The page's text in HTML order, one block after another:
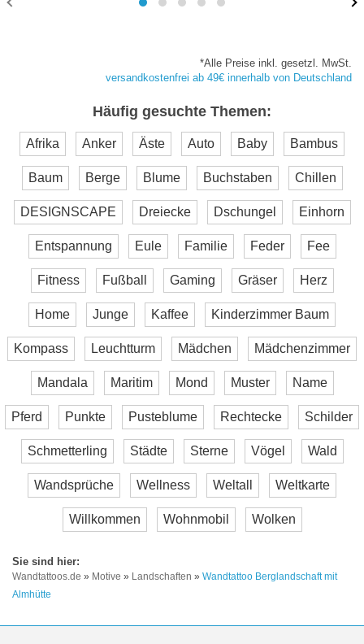
*Alle Preise inkl. gesetzl. MwSt.
versandkostenfrei ab 49€ innerhalb von Deutschland
Häufig gesuchte Themen:
Afrika Anker Äste Auto Baby Bambus
Baum Berge Blume Buchstaben Chillen
DESIGNSCAPE Dreiecke Dschungel Einhorn
Entspannung Eule Familie Feder Fee
Fitness Fußball Gaming Gräser Herz
Home Junge Kaffee Kinderzimmer Baum
Kompass Leuchtturm Mädchen Mädchenzimmer
Mandala Maritim Mond Muster Name
Pferd Punkte Pusteblume Rechtecke Schilder
Schmetterling Städte Sterne Vögel Wald
Wandsprüche Wellness Weltall Weltkarte
Willkommen Wohnmobil Wolken
Wandtattoos.de » Motive » Landschaften » Wandtattoo Berglandschaft mit
Almhütte